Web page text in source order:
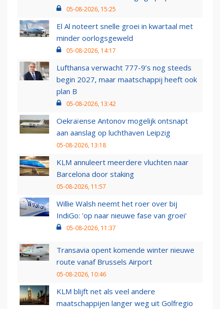
05-08-2026, 15:25
El Al noteert snelle groei in kwartaal met
minder oorlogsgeweld
05-08-2026, 14:17
Lufthansa verwacht 777-9’s nog steeds
begin 2027, maar maatschappij heeft ook
plan B
05-08-2026, 13:42
Oekraïense Antonov mogelijk ontsnapt
aan aanslag op luchthaven Leipzig
05-08-2026, 13:18
KLM annuleert meerdere vluchten naar
Barcelona door staking
05-08-2026, 11:57
Willie Walsh neemt het roer over bij
IndiGo: 'op naar nieuwe fase van groei'
05-08-2026, 11:37
Transavia opent komende winter nieuwe
route vanaf Brussels Airport
05-08-2026, 10:46
KLM blijft net als veel andere
maatschappijen langer weg uit Golfregio